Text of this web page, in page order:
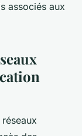
associés aux